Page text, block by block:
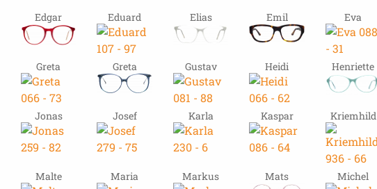
Edgar Eduard Elias Emil Eva
Greta Greta Gustav Heidi Henriette
Jonas Josef Karla Kaspar Kriemhild
Malte Maria Markus Mats Michel